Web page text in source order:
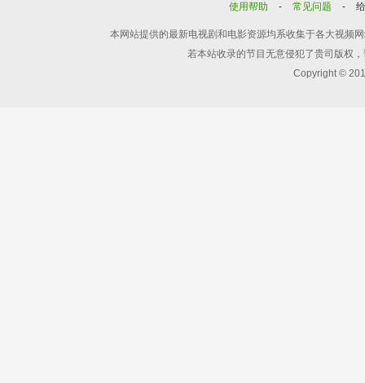
使用帮助 - 常见问题 -
本网站提供的最新电视剧和电影资源均系收集于各大视频
若本站收录的节目无意侵犯了贵司版权
Copyright ©